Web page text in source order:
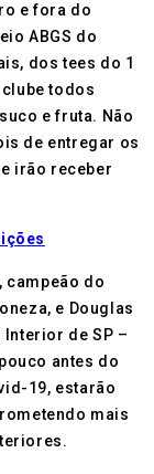
e fora do
ABGS do
dos tees do 1
clube todos
e fruta. Não
de entregar os
irão receber
campeão do
e Douglas
Interior de SP –
antes do
19, estarão
mais